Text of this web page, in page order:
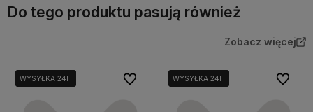
Do tego produktu pasują również
Zobacz więcej
WYSYŁKA 24H
WYSYŁKA 24H Do ulubionychWYSYŁKA 24H
WYSYŁKA 24H Do